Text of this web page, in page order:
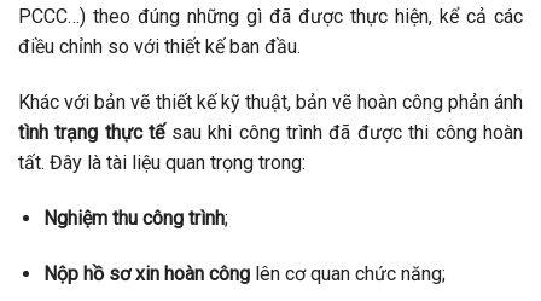
PCCC…) theo đúng những gì đã được thực hiện, kể cả các
điều chỉnh so với thiết kế ban đầu.
Khác với bản vẽ thiết kế kỹ thuật, bản vẽ hoàn công phản ánh
tình trạng thực tếsau khi công trình đã được thi công hoàn
tất. Đây là tài liệu quan trọng trong:
Nghiệm thu công trình;
Nộp hồ sơ xin hoàn cônglên cơ quan chức năng;